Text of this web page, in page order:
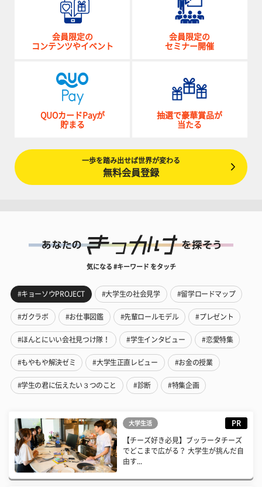
会員限定の
コンテンツやイベント
会員限定の
セミナー開催
QUOカードPayが
貯まる
抽選で豪華賞品が
当たる
一歩を踏み出せば世界が変わる
無料会員登録
気になる #キーワード をタッチ
#キョーソウPROJECT #大学生の社会見学 #留学ロードマップ
#ガクラボ #お仕事図鑑 #先輩ロールモデル #プレゼント
#ほんとにいい会社見つけ隊！ #学生インタビュー #恋愛特集
#もやもや解決ゼミ #大学生正直レビュー #お金の授業
#学生の君に伝えたい３つのこと #診断 #特集企画
大学生活 PR
【チーズ好き必見】ブッラータチーズ
でどこまで広がる？ 大学生が挑んだ自
由す...